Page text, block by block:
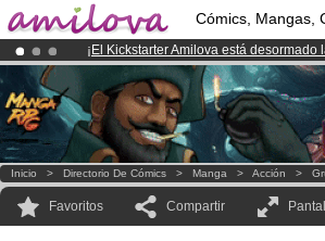
Cómics, Mangas,
¡ El Kickstarter Amilova está desormado
¡Conviertete en Premium por3.95 euros
¡Ya tenemos 100000miembrosy 1000
Inicio > Directorio De Cómics > Manga > Acción >
Favoritos Compartir